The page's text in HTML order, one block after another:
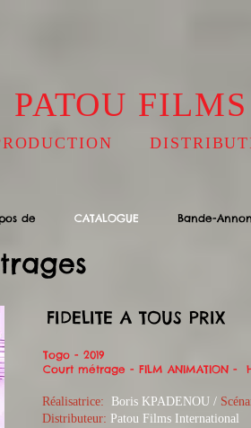
PATOU
de CATALOGUE Bande-
FIDELITE A TOUS PRIX
Togo - 2019
Court métrage - FILM ANIMATION -
Réalisatrice: Boris KPADENOU /
Distributeur: Patou Films International